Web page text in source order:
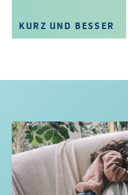
KURZ UND BESSER